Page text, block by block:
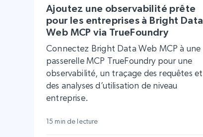
Ajoutez une observabilité prête
pour les entreprises à Bright Data
Web MCP via TrueFoundry
Connectez Bright Data Web MCP à une
passerelle MCP TrueFoundry pour une
observabilité, un traçage des requêtes et
des analyses d’utilisation de niveau
entreprise.
15 min de lecture